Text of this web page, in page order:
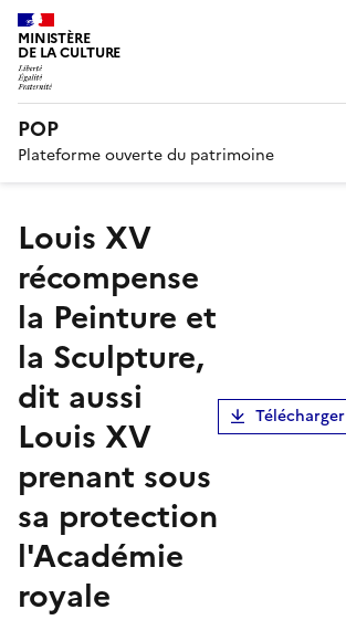
MINISTÈRE
DE LA CULTURE
POP
Plateforme ouverte du patrimoine
Louis XV
récompense
la Peinture et
la Sculpture,
dit aussi
Louis XV
prenant sous
sa protection
l'Académie
royale
Télécharger